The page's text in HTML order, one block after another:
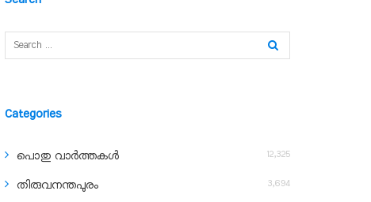
Categories
പൊതു വാർത്തകൾ 12,325
തിരുവനന്തപുരം 3,694